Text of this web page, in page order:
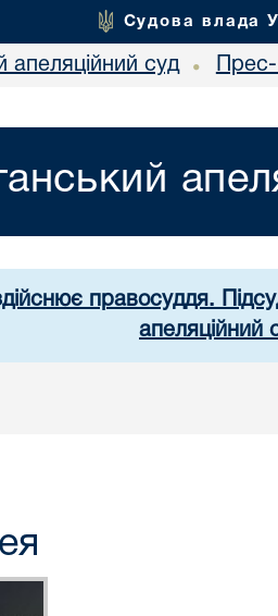
Судова влада
апеляційний суд •
правосуддя.
апеляційний